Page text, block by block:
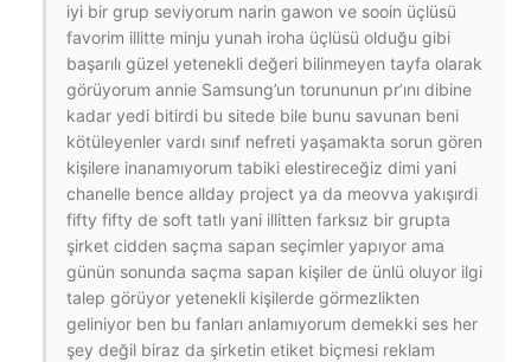
iyi bir grup seviyorum narin gawon ve sooin üçlüsü
favorim illitte minju yunah iroha üçlüsü olduğu gibi
başarılı güzel yetenekli değeri bilinmeyen tayfa olarak
görüyorum annie Samsung’un torununun pr’ını dibine
kadar yedi bitirdi bu sitede bile bunu savunan beni
kötüleyenler vardı sınıf nefreti yaşamakta sorun gören
kişilere inanamıyorum tabiki elestireceğiz dimi yani
chanelle bence allday project ya da meovva yakışırdi
fifty fifty de soft tatlı yani illitten farksız bir grupta
şirket cidden saçma sapan seçimler yapıyor ama
günün sonunda saçma sapan kişiler de ünlü oluyor ilgi
talep görüyor yetenekli kişilerde görmezlikten
geliniyor ben bu fanları anlamıyorum demekki ses her
şey değil biraz da şirketin etiket biçmesi reklam